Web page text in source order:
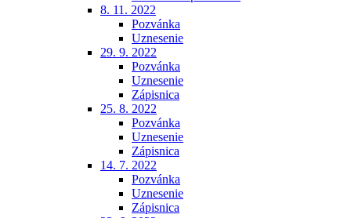
8. 11. 2022
Pozvánka
Uznesenie
29. 9. 2022
Pozvánka
Uznesenie
Zápisnica
25. 8. 2022
Pozvánka
Uznesenie
Zápisnica
14. 7. 2022
Pozvánka
Uznesenie
Zápisnica